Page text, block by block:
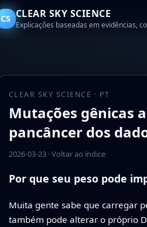
CS CLEAR SKY SCIENCE
Explicações baseadas em evidências,
CLEAR SKY SCIENCE · PT
Mutações gênicas
pancâncer dos
2026-03-23·Voltar ao índice
Por que seu peso pode
Muita gente sabe que carregar
também pode alterar o próprio